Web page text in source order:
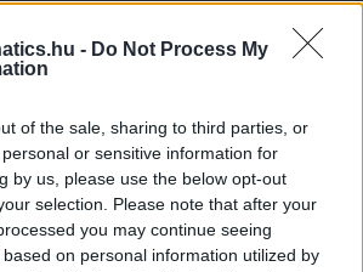
- Do Not Process My
of the sale, sharing to third parties, or
or sensitive information for
by us, please use the below opt-out
selection. Please note that after your
you may continue seeing
on personal information utilized by